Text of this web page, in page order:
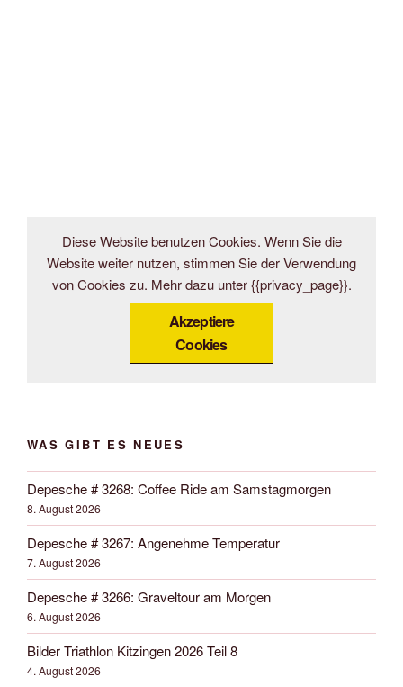
Diese Website benutzen Cookies. Wenn Sie die
Website weiter nutzen, stimmen Sie der Verwendung
von Cookies zu. Mehr dazu unter {{privacy_page}}.
Akzeptiere
Cookies
WAS GIBT ES NEUES
Depesche # 3268: Coffee Ride am Samstagmorgen
8. August 2026
Depesche # 3267: Angenehme Temperatur
7. August 2026
Depesche # 3266: Graveltour am Morgen
6. August 2026
Bilder Triathlon Kitzingen 2026 Teil 8
4. August 2026